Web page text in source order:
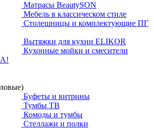
Матрасы BeautySON
Мебель в классическом стиле
Столешницы и комплектующие ПГ
Вытяжки для кухни ELIKOR
Кухонные мойки и смесители
Буфеты и витрины
Тумбы ТВ
Комоды и тумбы
Стеллажи и полки